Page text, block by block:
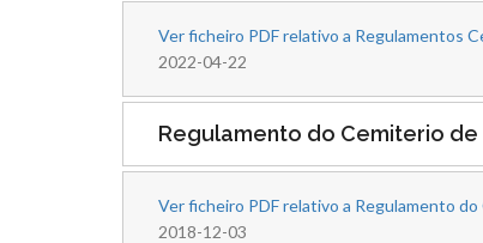
Ver ficheiro PDF relativo a Regulamentos
2022-04-22
Regulamento do Cemiterio de
Ver ficheiro PDF relativo a Regulamento
2018-12-03